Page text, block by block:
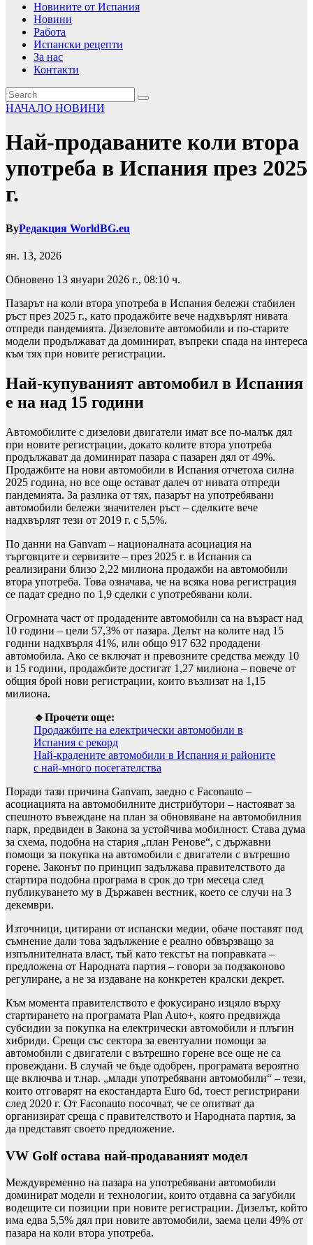
Новините от Испания
Новини
Работа
Испански рецепти
За нас
Контакти
НАЧАЛО НОВИНИ
Най-продаваните коли втора
употреба в Испания през 2025
г.
ByРедакция WorldBG.eu
ян. 13, 2026
Обновено 13 януари 2026 г., 08:10 ч.
Пазарът на коли втора употреба в Испания бележи стабилен
ръст през 2025 г., като продажбите вече надхвърлят нивата
отпреди пандемията. Дизеловите автомобили и по-старите
модели продължават да доминират, въпреки спада на интереса
към тях при новите регистрации.
Най-купуваният автомобил в Испания
е на над 15 години
Автомобилите с дизелови двигатели имат все по-малък дял
при новите регистрации, докато колите втора употреба
продължават да доминират пазара с пазарен дял от 49%.
Продажбите на нови автомобили в Испания отчетоха силна
2025 година, но все още остават далеч от нивата отпреди
пандемията. За разлика от тях, пазарът на употребявани
автомобили бележи значителен ръст – сделките вече
надхвърлят тези от 2019 г. с 5,5%.
По данни на Ganvam – националната асоциация на
търговците и сервизите – през 2025 г. в Испания са
реализирани близо 2,22 милиона продажби на автомобили
втора употреба. Това означава, че на всяка нова регистрация
се падат средно по 1,9 сделки с употребявани коли.
Огромната част от продадените автомобили са на възраст над
10 години – цели 57,3% от пазара. Делът на колите над 15
години надхвърля 41%, или общо 917 632 продадени
автомобила. Ако се включат и превозните средства между 10
и 15 години, продажбите достигат 1,27 милиона – повече от
общия брой нови регистрации, които възлизат на 1,15
милиона.
🔹Прочети още:
Продажбите на електрически автомобили в
Испания с рекорд
Най-крадените автомобили в Испания и районите
с най-много посегателства
Поради тази причина Ganvam, заедно с Faconauto –
асоциацията на автомобилните дистрибутори – настояват за
спешното въвеждане на план за обновяване на автомобилния
парк, предвиден в Закона за устойчива мобилност. Става дума
за схема, подобна на стария „план Ренове“, с държавни
помощи за покупка на автомобили с двигатели с вътрешно
горене. Законът по принцип задължава правителството да
стартира подобна програма в срок до три месеца след
публикуването му в Държавен вестник, което се случи на 3
декември.
Източници, цитирани от испански медии, обаче поставят под
съмнение дали това задължение е реално обвързващо за
изпълнителната власт, тъй като текстът на поправката –
предложена от Народната партия – говори за подзаконово
регулиране, а не за издаване на конкретен кралски декрет.
Към момента правителството е фокусирано изцяло върху
стартирането на програмата Plan Auto+, която предвижда
субсидии за покупка на електрически автомобили и плъгин
хибриди. Срещи със сектора за евентуални помощи за
автомобили с двигатели с вътрешно горене все още не са
провеждани. В случай че бъде одобрен, програмата вероятно
ще включва и т.нар. „млади употребявани автомобили“ – тези,
които отговарят на екостандарта Euro 6d, тоест регистрирани
след 2020 г. От Faconauto посочват, че се опитват да
организират среща с правителството и Народната партия, за
да представят своето предложение.
VW Golf остава най-продаваният модел
Междувременно на пазара на употребявани автомобили
доминират модели и технологии, които отдавна са загубили
водещите си позиции при новите регистрации. Дизелът, който
има едва 5,5% дял при новите автомобили, заема цели 49% от
пазара на коли втора употреба.